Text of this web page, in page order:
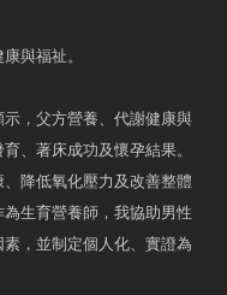
與福祉。
，父方營養、代謝健康與
、著床成功及懷孕結果。
降低氧化壓力及改善整體
生育營養師，我協助男性
，並制定個人化、實證為